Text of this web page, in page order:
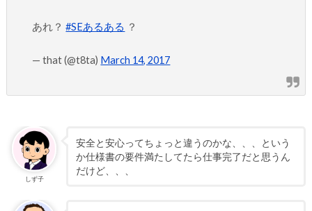
あれ？#SEあるある ？
— that (@t8ta) March 14, 2017
しず子
安全と安心ってちょっと違うのかな、、、という
か仕様書の要件満たしてたら仕事完了だと思うん
だけど、、、